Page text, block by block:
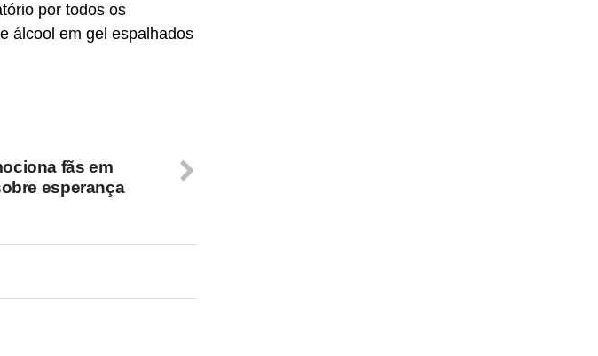
por todos os
álcool em gel espalhados
fãs em
esperança